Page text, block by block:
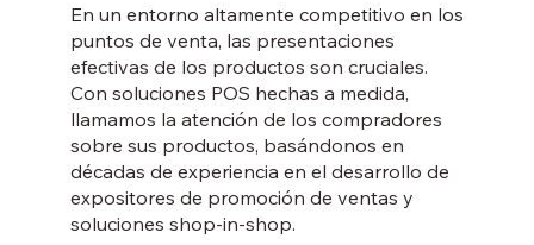
En un entorno altamente competitivo en los
puntos de venta, las presentaciones
efectivas de los productos son cruciales.
Con soluciones POS hechas a medida,
llamamos la atención de los compradores
sobre sus productos, basándonos en
décadas de experiencia en el desarrollo de
expositores de promoción de ventas y
soluciones shop-in-shop.